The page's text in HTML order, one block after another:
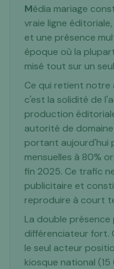
Média mariage
vraie ligne
et une présence
époque où la
misé tout sur un
Ce qui retient notre
c'est la solidité de
production
autorité de
portant aujourd'hui
mensuelles à 80%
fin 2025. Ce trafic
publicitaire et
reproduire à court
La double
différenciateur fort.
le seul acteur
kiosque national